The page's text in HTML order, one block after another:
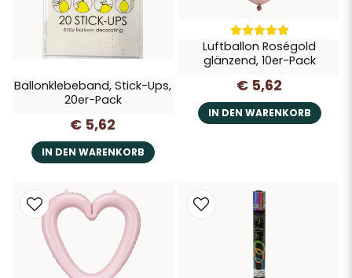
Ballonklebeband, Stick-Ups,
20er-Pack
€ 5,62
IN DEN WARENKORB
Luftballon Roségold
glänzend, 10er-Pack
€ 5,62
IN DEN WARENKORB